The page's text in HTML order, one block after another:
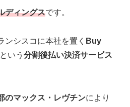
ディングスです。
ンシスコに本社を置く Buy
という 分割後払い決済サービス
のマックス・レヴチンにより